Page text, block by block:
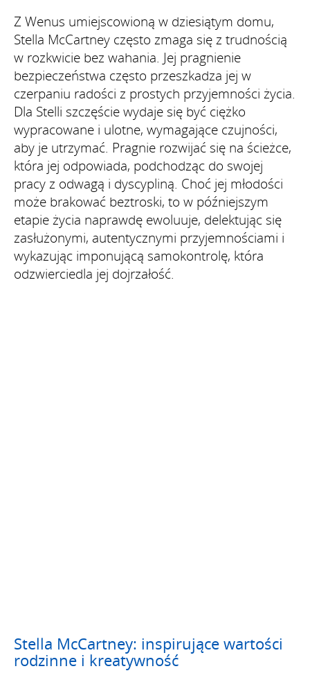
Z Wenus umiejscowioną w dziesiątym domu,
Stella McCartney często zmaga się z trudnością
w rozkwicie bez wahania. Jej pragnienie
bezpieczeństwa często przeszkadza jej w
czerpaniu radości z prostych przyjemności życia.
Dla Stelli szczęście wydaje się być ciężko
wypracowane i ulotne, wymagające czujności,
aby je utrzymać. Pragnie rozwijać się na ścieżce,
która jej odpowiada, podchodząc do swojej
pracy z odwagą i dyscypliną. Choć jej młodości
może brakować beztroski, to w późniejszym
etapie życia naprawdę ewoluuje, delektując się
zasłużonymi, autentycznymi przyjemnościami i
wykazując imponującą samokontrolę, która
odzwierciedla jej dojrzałość.
Stella McCartney: inspirujące wartości
rodzinne i kreatywność